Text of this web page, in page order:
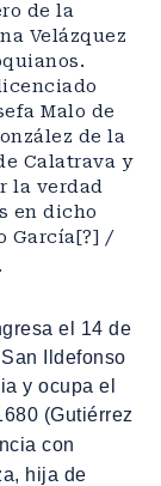
de la
Velázquez
Malo de
de la
Calatrava y
la verdad
en dicho
García[?] /
.
el 14 de
Ildefonso
y ocupa el
(Gutiérrez
con
hija de